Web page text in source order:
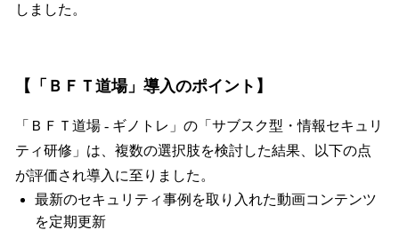
しました。
【「ＢＦＴ道場」導入のポイント】
「ＢＦＴ道場 - ギノトレ」の「サブスク型・情報セキュリ
ティ研修」は、複数の選択肢を検討した結果、以下の点
が評価され導入に至りました。
最新のセキュリティ事例を取り入れた動画コンテンツ
を定期更新